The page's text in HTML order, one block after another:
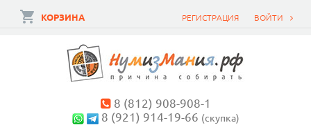
ВОЙТИ
РЕГИСТРАЦИЯ
КОРЗИНА
8 (812) 908-908-1
8 (921) 914-19-66 (скупка)